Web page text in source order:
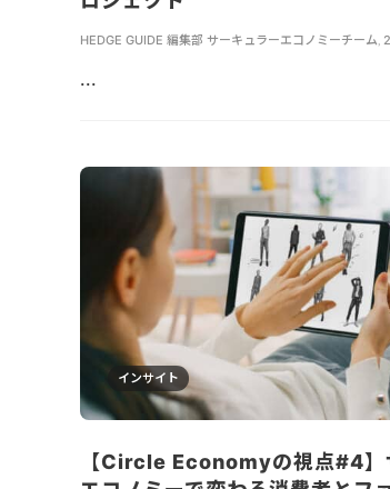
HEDGE GUIDE 編集部 サーキュラーエコノミーチーム,
...
インサイト
【Circle Economyの視点#4】